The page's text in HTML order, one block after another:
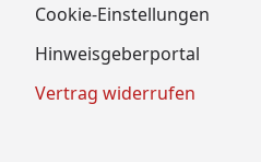
Cookie-Einstellungen
Hinweisgeberportal
Vertrag widerrufen